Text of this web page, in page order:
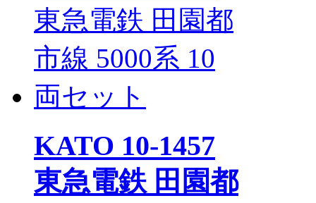
KATO 10-1457
東急電鉄 田園都